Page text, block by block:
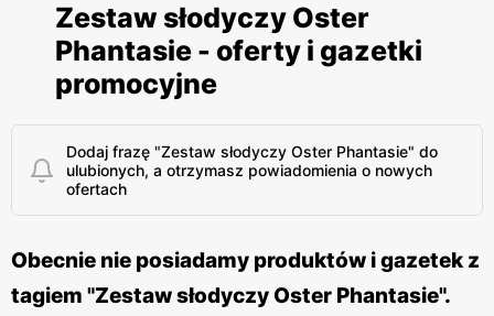
Zestaw słodyczy Oster
Phantasie - oferty i gazetki
promocyjne
Dodaj frazę "Zestaw słodyczy Oster Phantasie" do
ulubionych, a otrzymasz powiadomienia o nowych
ofertach
Obecnie nie posiadamy produktów i gazetek z
tagiem "Zestaw słodyczy Oster Phantasie".